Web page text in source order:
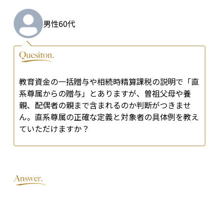
男性60代
教育資金の一括贈与や相続時精算課税の説明で「直
系尊属からの贈与」とありますが、曽祖父母や養
親、配偶者の親まで含まれるのか判断がつきませ
ん。直系尊属の正確な定義と対象者の具体例を教え
ていただけますか？